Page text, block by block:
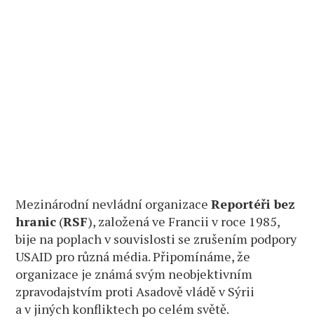
Mezinárodní nevládní organizaceReportéři bez
hranic (RSF), založená ve Francii v roce 1985,
bije na poplach v souvislosti se zrušením podpory
USAID pro různá média. Připomínáme, že
organizace je známá svým neobjektivním
zpravodajstvím proti Asadově vládě v Sýrii
a v jiných konfliktech po celém světě.